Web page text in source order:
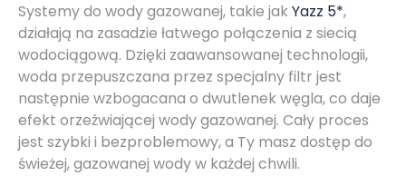
Systemy do wody gazowanej, takie jak Yazz 5*,
działają na zasadzie łatwego połączenia z siecią
wodociągową. Dzięki zaawansowanej technologii,
woda przepuszczana przez specjalny filtr jest
następnie wzbogacana o dwutlenek węgla, co daje
efekt orzeźwiającej wody gazowanej. Cały proces
jest szybki i bezproblemowy, a Ty masz dostęp do
świeżej, gazowanej wody w każdej chwili.